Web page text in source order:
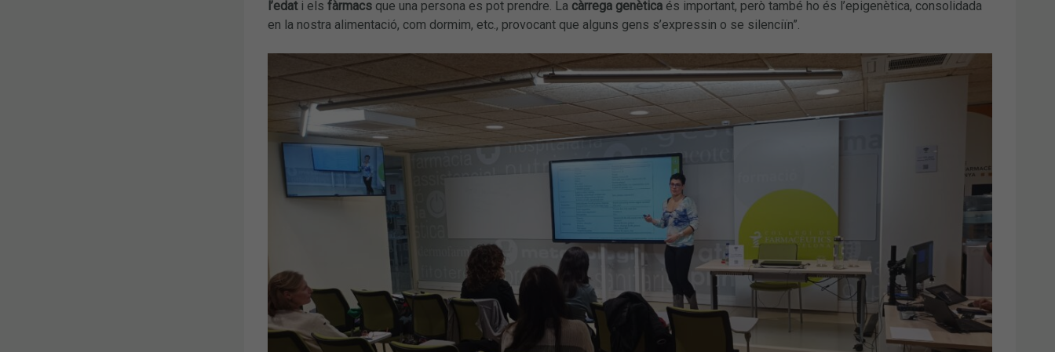
l’edat i els fàrmacs que una persona es pot prendre. La càrrega genètica és important, però també ho és l’epigenètica, consolidada
en la nostra alimentació, com dormim, etc., provocant que alguns gens s’expressin o se silenciïn”.